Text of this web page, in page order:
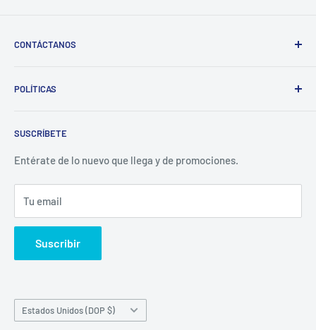
CONTÁCTANOS
POLÍTICAS
Política de Privacidad
Políticas de Reembolso
Términos del servicio
Política de reembolso
SUSCRÍBETE
Entérate de lo nuevo que llega y de promociones.
Tu email
Suscribir
País/región
Estados Unidos (DOP $)